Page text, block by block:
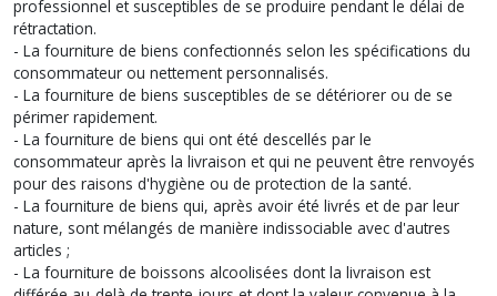
professionnel et susceptibles de se produire pendant le délai de
rétractation.
- La fourniture de biens confectionnés selon les spécifications du
consommateur ou nettement personnalisés.
- La fourniture de biens susceptibles de se détériorer ou de se
périmer rapidement.
- La fourniture de biens qui ont été descellés par le
consommateur après la livraison et qui ne peuvent être renvoyés
pour des raisons d'hygiène ou de protection de la santé.
- La fourniture de biens qui, après avoir été livrés et de par leur
nature, sont mélangés de manière indissociable avec d'autres
articles ;
- La fourniture de boissons alcoolisées dont la livraison est